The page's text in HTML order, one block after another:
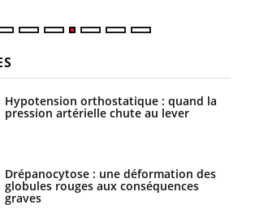
Hypotension orthostatique : quand la
pression artérielle chute au lever
Drépanocytose : une déformation des
globules rouges aux conséquences
graves